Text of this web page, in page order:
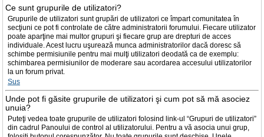
Ce sunt grupurile de utilizatori?
Grupurile de utilizatori sunt grupări de utilizatori ce împart comunitatea în
secţiuni ce pot fi controlate de către administratorii forumului. Fiecare utilizator
poate aparţine mai multor grupuri şi fiecare grup are drepturi de acces
individuale. Acest lucru uşurează munca administratorilor dacă doresc să
schimbe permisiunile pentru mai mulţi utilizatori deodată ca de exemplu:
schimbarea permisiunilor de moderare sau acordarea accesului utilizatorilor
la un forum privat.
Sus
Unde pot fi găsite grupurile de utilizatori şi cum pot să mă asociez
unuia?
Puteţi vedea toate grupurile de utilizatori folosind link-ul “Grupuri de utilizatori”
din cadrul Panoului de control al utilizatorului. Pentru a vă asocia unui grup,